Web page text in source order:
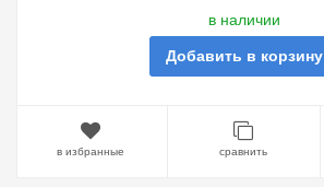
в наличии
Добавить в корзину
в избранные сравнить